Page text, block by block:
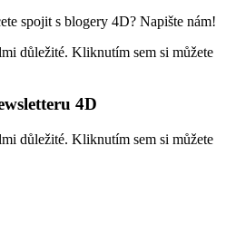
spojit s blogery 4D? Napište nám!
důležité. Kliknutím sem si můžete
4D
důležité. Kliknutím sem si můžete